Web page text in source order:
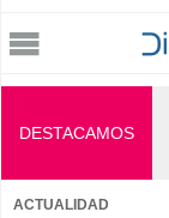
DESTACAMOS
ACTUALIDAD